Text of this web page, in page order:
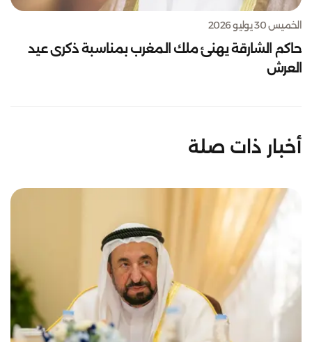
الخميس 30 يوليو 2026
حاكم الشارقة يهنئ ملك المغرب بمناسبة ذكرى عيد
العرش
أخبار ذات صلة